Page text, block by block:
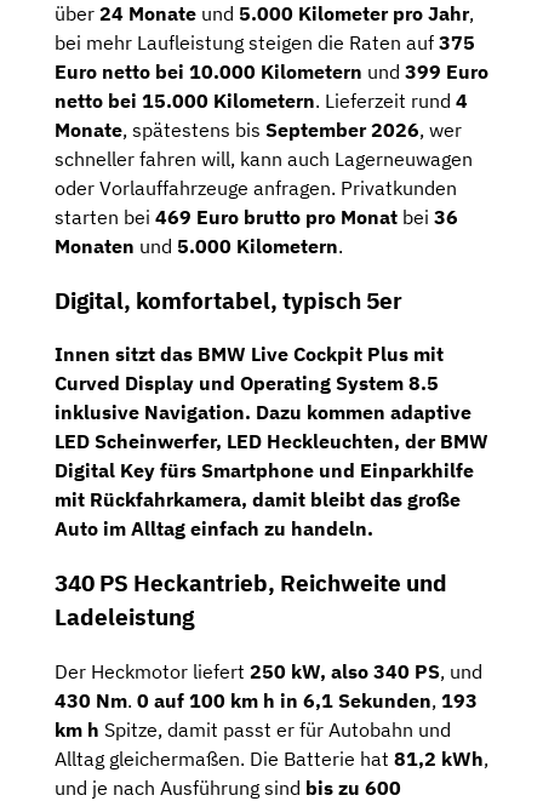
über 24 Monate und 5.000 Kilometer pro Jahr,
bei mehr Laufleistung steigen die Raten auf 375
Euro netto bei 10.000 Kilometern und 399 Euro
netto bei 15.000 Kilometern. Lieferzeit rund 4
Monate, spätestens bis September 2026, wer
schneller fahren will, kann auch Lagerneuwagen
oder Vorlauffahrzeuge anfragen. Privatkunden
starten bei 469 Euro brutto pro Monat bei 36
Monaten und 5.000 Kilometern.
Digital, komfortabel, typisch 5er
Innen sitzt das BMW Live Cockpit Plus mit
Curved Display und Operating System 8.5
inklusive Navigation. Dazu kommen adaptive
LED Scheinwerfer, LED Heckleuchten, der BMW
Digital Key fürs Smartphone und Einparkhilfe
mit Rückfahrkamera, damit bleibt das große
Auto im Alltag einfach zu handeln.
340 PS Heckantrieb, Reichweite und
Ladeleistung
Der Heckmotor liefert 250 kW, also 340 PS, und
430 Nm. 0 auf 100 km h in 6,1 Sekunden, 193
km h Spitze, damit passt er für Autobahn und
Alltag gleichermaßen. Die Batterie hat 81,2 kWh,
und je nach Ausführung sind bis zu 600